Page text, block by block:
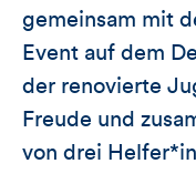
gemeinsam mit
Event auf dem
der renovierte
Freude und
von drei